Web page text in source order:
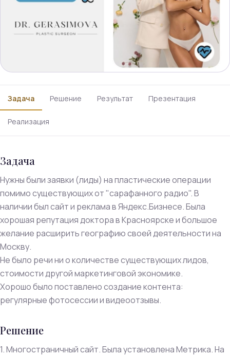
Задача Решение Результат Презентация
Реализация
Задача
Нужны были заявки (лиды) на пластические операции
помимо существующих от "сарафанного радио". В
наличии был сайт и реклама в Яндекс.Бизнесе. Была
хорошая репутация доктора в Красноярске и большое
желание расширить географию своей деятельности на
Москву.
Не было речи ни о количестве существующих лидов,
стоимости другой маркетинговой экономике.
Хорошо было поставлено создание контента:
регулярные фотосессии и видеоотзывы.
Решение
1. Многостраничный сайт. Была установлена Метрика. На